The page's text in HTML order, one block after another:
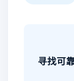
寻找可